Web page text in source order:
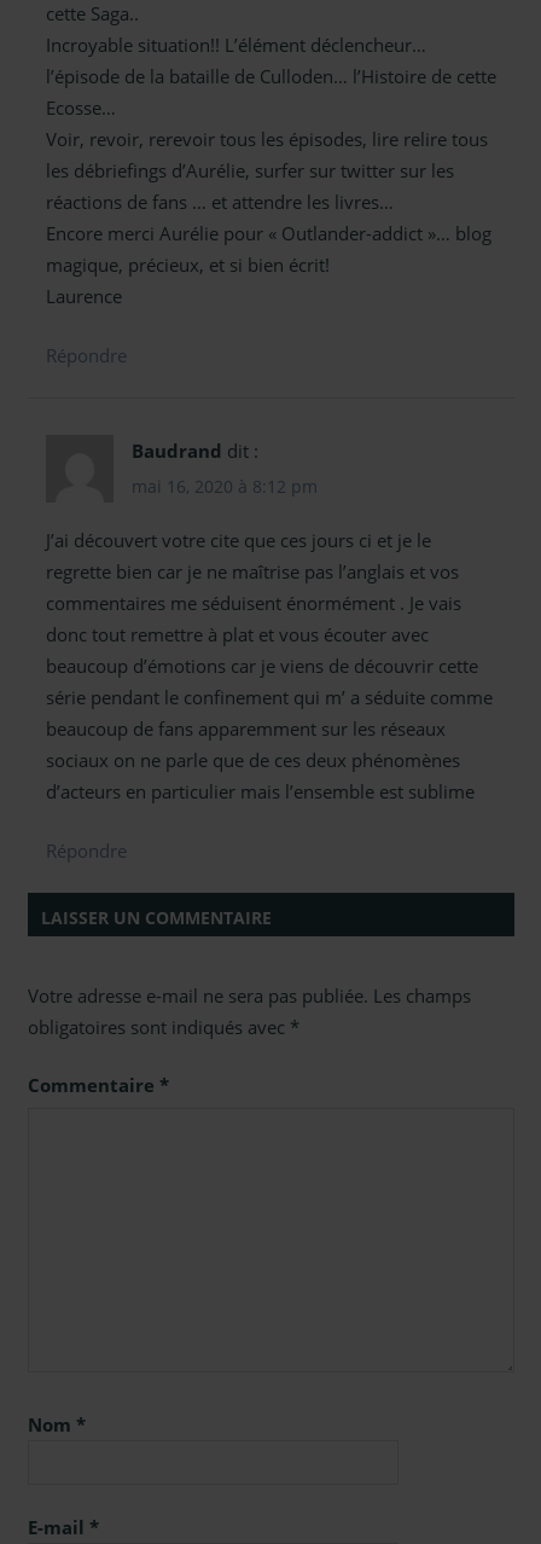
cette Saga..
Incroyable situation!! L’élément déclencheur…
l’épisode de la bataille de Culloden… l’Histoire de cette
Ecosse…
Voir, revoir, rerevoir tous les épisodes, lire relire tous
les débriefings d’Aurélie, surfer sur twitter sur les
réactions de fans … et attendre les livres…
Encore merci Aurélie pour « Outlander-addict »… blog
magique, précieux, et si bien écrit!
Laurence
Répondre
Baudrand dit :
mai 16, 2020 à 8:12 pm
J’ai découvert votre cite que ces jours ci et je le
regrette bien car je ne maîtrise pas l’anglais et vos
commentaires me séduisent énormément . Je vais
donc tout remettre à plat et vous écouter avec
beaucoup d’émotions car je viens de découvrir cette
série pendant le confinement qui m’ a séduite comme
beaucoup de fans apparemment sur les réseaux
sociaux on ne parle que de ces deux phénomènes
d’acteurs en particulier mais l’ensemble est sublime
Répondre
LAISSER UN COMMENTAIRE
Votre adresse e-mail ne sera pas publiée. Les champs
obligatoires sont indiqués avec *
Commentaire *
Nom *
E-mail *